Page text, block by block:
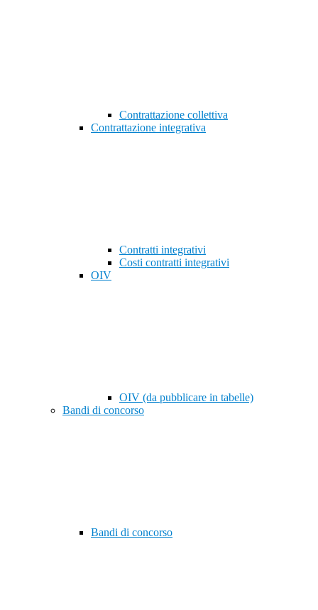
Contrattazione collettiva
Contrattazione integrativa
Contratti integrativi
Costi contratti integrativi
OIV
OIV (da pubblicare in tabelle)
Bandi di concorso
Bandi di concorso